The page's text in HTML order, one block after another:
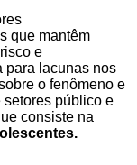
que mantêm
e
para lacunas nos
o fenômeno e
setores público e
consiste na